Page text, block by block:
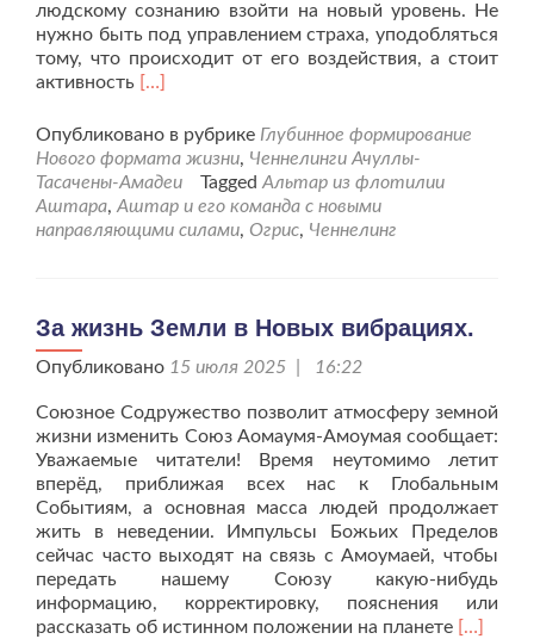
людскому сознанию взойти на новый уровень. Не
нужно быть под управлением страха, уподобляться
тому, что происходит от его воздействия, а стоит
активность Читать
проКомандный
Дух
Флотилии
Аштара
землянам
[…]
Опубликовано в рубрике Глубинное формирование
Нового формата жизни, Ченнелинги Ачуллы-
Тасачены-Амадеи
TaggedАльтар из флотилии
Аштара,Аштар и его команда с новыми
направляющими силами, Огрис, Ченнелинг
За жизнь Земли в Новых вибрациях.
Опубликовано 15 июля 2025 | 16:22
Союзное Содружество позволит атмосферу земной
жизни изменить Союз Аомаумя-Амоумая сообщает:
Уважаемые читатели! Время неутомимо летит
вперёд, приближая всех нас к Глобальным
Событиям, а основная масса людей продолжает
жить в неведении. Импульсы Божьих Пределов
сейчас часто выходят на связь с Амоумаей, чтобы
передать нашему Союзу какую-нибудь
информацию, корректировку, пояснения или
рассказать об истинном положении на планете Читать
[…]